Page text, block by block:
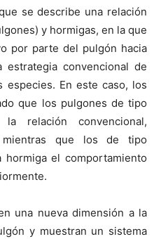
se describe una relación
y hormigas, en la que
por parte del pulgón hacia
convencional de
especies. En este caso, los
que los pulgones de tipo
relación convencional,
mientras que los de tipo
hormiga el comportamiento
una nueva dimensión a la
y muestran un sistema